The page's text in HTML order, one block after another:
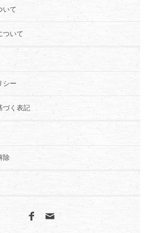
いて
ついて
シー
づく表記
除